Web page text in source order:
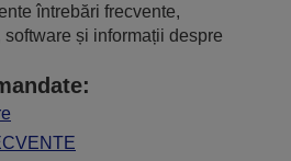
întrebări frecvente,
și informații despre